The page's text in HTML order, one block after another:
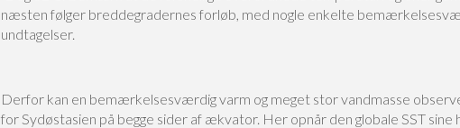
næsten følger breddegradernes forløb, med nogle enkelte
undtagelser.
Derfor kan en bemærkelsesværdig varm og meget stor vandmasse
for Sydøstasien på begge sider af ækvator. Her opnår den globale SST sine